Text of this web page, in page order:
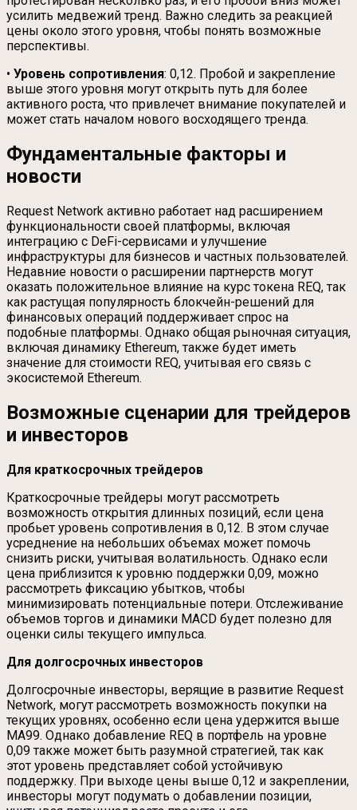
усилить медвежий тренд. Важно следить за реакцией
цены около этого уровня, чтобы понять возможные
перспективы.
• Уровень сопротивления: 0,12. Пробой и закрепление
выше этого уровня могут открыть путь для более
активного роста, что привлечет внимание покупателей и
может стать началом нового восходящего тренда.
Фундаментальные факторы и
новости
Request Network активно работает над расширением
функциональности своей платформы, включая
интеграцию с DeFi-сервисами и улучшение
инфраструктуры для бизнесов и частных пользователей.
Недавние новости о расширении партнерств могут
оказать положительное влияние на курс токена REQ, так
как растущая популярность блокчейн-решений для
финансовых операций поддерживает спрос на
подобные платформы. Однако общая рыночная ситуация,
включая динамику Ethereum, также будет иметь
значение для стоимости REQ, учитывая его связь с
экосистемой Ethereum.
Возможные сценарии для трейдеров
и инвесторов
Для краткосрочных трейдеров
Краткосрочные трейдеры могут рассмотреть
возможность открытия длинных позиций, если цена
пробьет уровень сопротивления в 0,12. В этом случае
усреднение на небольших объемах может помочь
снизить риски, учитывая волатильность. Однако если
цена приблизится к уровню поддержки 0,09, можно
рассмотреть фиксацию убытков, чтобы
минимизировать потенциальные потери. Отслеживание
объемов торгов и динамики MACD будет полезно для
оценки силы текущего импульса.
Для долгосрочных инвесторов
Долгосрочные инвесторы, верящие в развитие Request
Network, могут рассмотреть возможность покупки на
текущих уровнях, особенно если цена удержится выше
MA99. Однако добавление REQ в портфель на уровне
0,09 также может быть разумной стратегией, так как
этот уровень представляет собой устойчивую
поддержку. При выходе цены выше 0,12 и закреплении,
инвесторы могут подумать о добавлении позиции,